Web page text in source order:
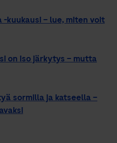
-kuukausi – lue, miten voit
on iso järkytys – mutta
sormilla ja katseella –